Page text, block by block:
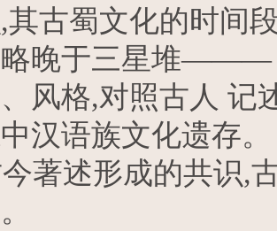
其古蜀文化的时间
晚于三星堆———
风格,对照古人 记
汉语族文化遗存。
著述形成的共识,